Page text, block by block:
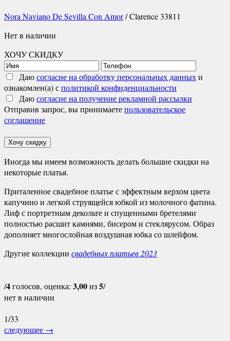
Nora Naviano De Sevilla Con Amor/ Clarence 33811
Нет в наличии
ХОЧУ СКИДКУ
Даюсогласие на обработку персональных данныхи
ознакомлен(а) сполитикой конфиденциальности
Даюсогласие на получение рекламной рассылки
Отправив запрос, вы принимаетепользовательское
соглашение
Хочу скидку
Иногда мы имеем возможность делать большие скидки на
некоторые платья.
Приталенное свадебное платье с эффектным верхом цвета
капучино и легкой струящейся юбкой из молочного фатина.
Лиф с портретным декольте и спущенными бретелями
полностью расшит камнями, бисером и стеклярусом. Образ
дополняет многослойная воздушная юбка со шлейфом.
Другие коллекции свадебных платьев 2023
/4голосов, оценка: 3,00из5/
нет в наличии
1/33
следующее →